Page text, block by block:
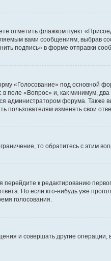
отметить флажком пункт
вами сообщениям, выбрав
подпись» в форме отправки
«Голосование» под основной
поле «Вопрос» и, как минимум,
администратором форума. Также
пользователям изменять свои
то обратитесь с этим
перейдите к редактированию
Но если кто-нибудь уже
голосования.
и совершать другие операции,